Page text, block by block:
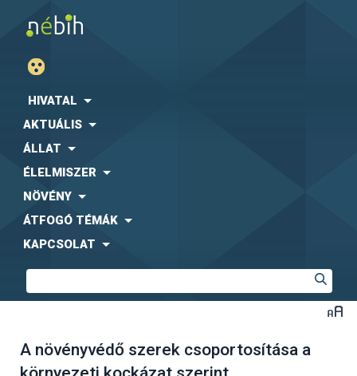
HIVATAL
AKTUÁLIS
ÁLLAT
ÉLELMISZER
NÖVÉNY
ÁTFOGÓ TÉMÁK
KAPCSOLAT
A növényvédő szerek csoportosítása a